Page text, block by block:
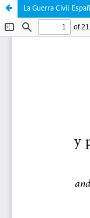
La Guerra Civil